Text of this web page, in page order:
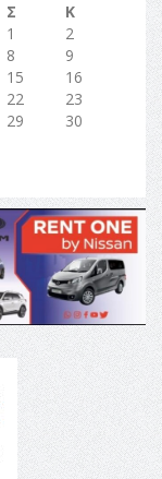
Σ
Κ
1
2
8
9
15
16
22
23
29
30